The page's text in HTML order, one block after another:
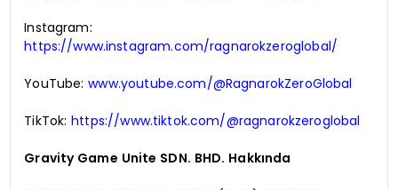
Instagram:
https://www.instagram.com/ragnarokzeroglobal/
YouTube:www.youtube.com/@RagnarokZeroGlobal
TikTok:https://www.tiktok.com/@ragnarokzeroglobal
Gravity Game Unite SDN. BHD. Hakkında